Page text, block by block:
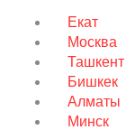
Екат
Москва
Ташкент
Бишкек
Алматы
Минск